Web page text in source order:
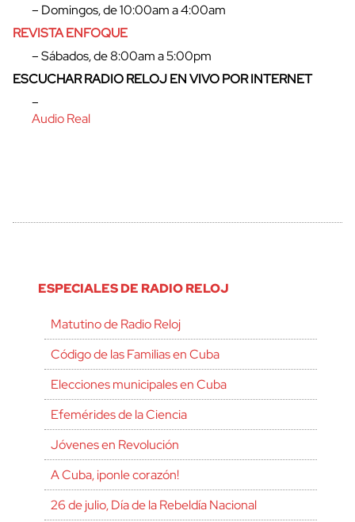
– Domingos, de 10:00am a 4:00am
REVISTA ENFOQUE
– Sábados, de 8:00am a 5:00pm
ESCUCHAR RADIO RELOJ EN VIVO POR INTERNET
–
Audio Real
ESPECIALES DE RADIO RELOJ
Matutino de Radio Reloj
Código de las Familias en Cuba
Elecciones municipales en Cuba
Efemérides de la Ciencia
Jóvenes en Revolución
A Cuba, ¡ponle corazón!
26 de julio, Día de la Rebeldía Nacional